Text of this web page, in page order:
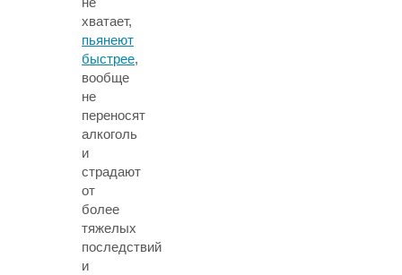
хватает,
пьянеют
быстрее,
вообще
не
переносят
алкоголь
и
страдают
от
более
тяжелых
последствий
и